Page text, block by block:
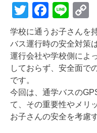
T
wi
tt
er
F
a
c
e
b
o
o
k
Li
n
e
y
k
学校に通うお子さんを
バス運行時の安全対策
運行会社や学校側によ
しておらず、安全面で
です。
今回は、通学バスの
て、その重要性やメリ
お子さんの安全を考慮